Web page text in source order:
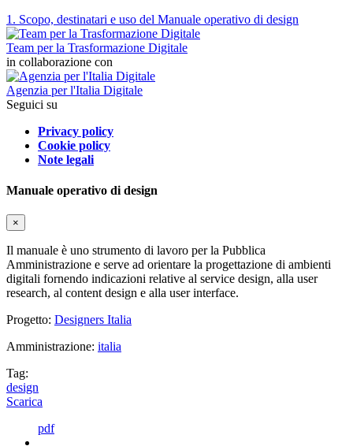
1. Scopo, destinatari e uso del Manuale operativo di design
Team per la Trasformazione Digitale
in collaborazione con
Agenzia per l'Italia Digitale
Seguici su
Privacy policy
Cookie policy
Note legali
Manuale operativo di design
×
Il manuale è uno strumento di lavoro per la Pubblica
Amministrazione e serve ad orientare la progettazione di ambienti
digitali fornendo indicazioni relative al service design, alla user
research, al content design e alla user interface.
Progetto: Designers Italia
Amministrazione: italia
Tag:
design
Scarica
pdf